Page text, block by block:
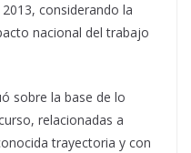
considerando la
nacional del trabajo
sobre la base de lo
relacionadas a
trayectoria y con